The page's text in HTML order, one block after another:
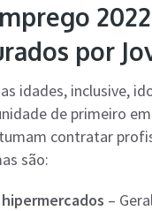
por
idades, inclusive,
de primeiro
contratar
são:
–